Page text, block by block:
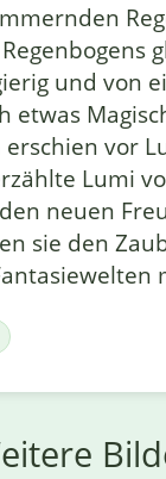
und von
etwas
vor
Lumi
neuen
sie den